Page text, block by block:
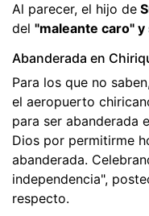
Al parecer, el hijo de
del "maleante caro"
Abanderada en
Para los que no
el aeropuerto
para ser abanderada
Dios por permitirme
abanderada.
independencia",
respecto.